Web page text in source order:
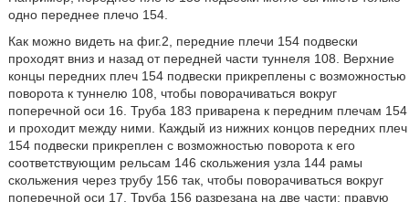
одно переднее плечо 154.
Как можно видеть на фиг.2, передние плечи 154 подвески
проходят вниз и назад от передней части туннеля 108. Верхние
концы передних плеч 154 подвески прикреплены с возможностью
поворота к туннелю 108, чтобы поворачиваться вокруг
поперечной оси 16. Труба 183 приварена к передним плечам 154
и проходит между ними. Каждый из нижних концов передних плеч
154 подвески прикреплен с возможностью поворота к его
соответствующим рельсам 146 скольжения узла 144 рамы
скольжения через трубу 156 так, чтобы поворачиваться вокруг
поперечной оси 17. Труба 156 разрезана на две части: правую